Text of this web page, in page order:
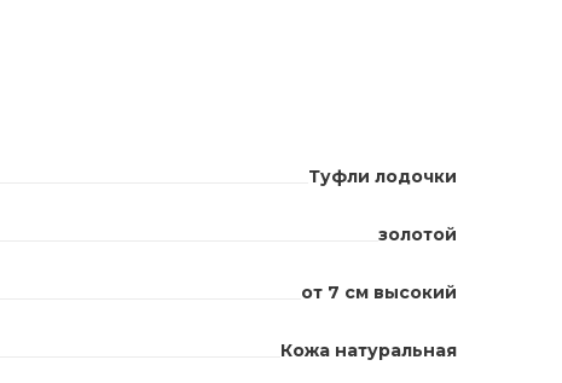
Туфли лодочки
золотой
от 7 см высокий
Кожа натуральная